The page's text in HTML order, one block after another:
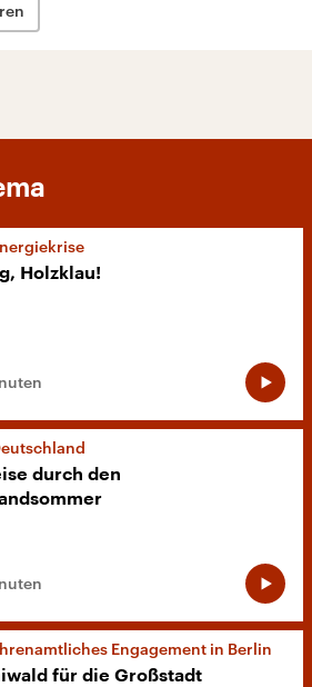
Holzklau!
durch den
Engagement in Berlin
für die Großstadt